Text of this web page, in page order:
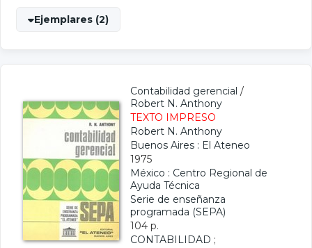
Ejemplares (2)
Contabilidad gerencial /
Robert N. Anthony
TEXTO IMPRESO
Robert N. Anthony
Buenos Aires : El Ateneo
1975
México : Centro Regional de
Ayuda Técnica
Serie de enseñanza
programada (SEPA)
104 p.
CONTABILIDAD ;